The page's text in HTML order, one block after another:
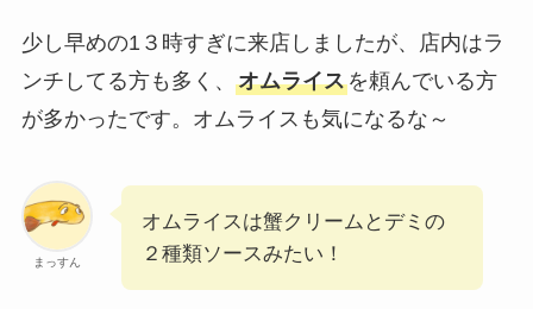
少し早めの1３時すぎに来店しましたが、店内はラ
ンチしてる方も多く、 オムライスを頼んでいる方
が多かったです。オムライスも気になるな～
まっすん
オムライスは蟹クリームとデミの
２種類ソースみたい！